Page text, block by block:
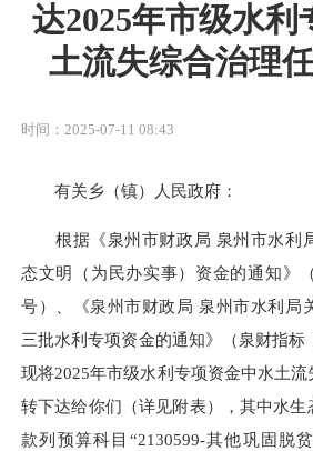
达2025年市级水利
土流失综合治理
时间：2025-07-11 08:43
有关乡（镇）人民政府：
根据《泉州市财政局 泉州市水利
态文明（为民办实事）资金的通知》
号）、《泉州市财政局 泉州市水利局
三批水利专项资金的通知》（泉财指标
现将2025年市级水利专项资金中水土
转下达给你们（详见附表），其中水
款列预算科目“2130599-其他巩固脱